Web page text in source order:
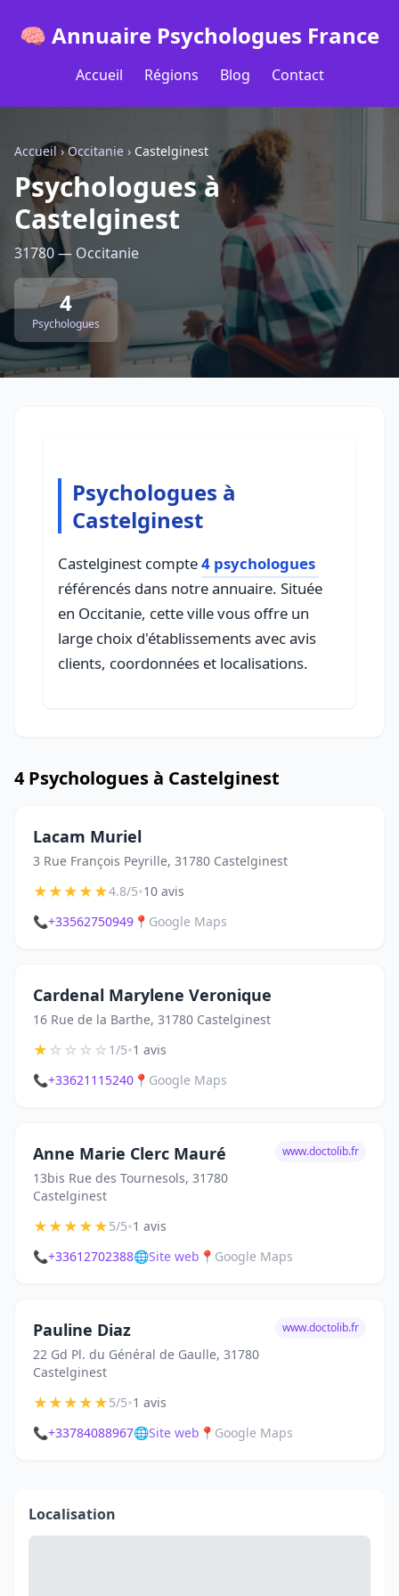
🧠 Annuaire Psychologues France
Accueil Régions Blog Contact
Accueil ›Occitanie › Castelginest
Psychologues à
Castelginest
31780 — Occitanie
4
Psychologues
Psychologues à
Castelginest
Castelginest compte4 psychologues
référencés dans notre annuaire. Située
en Occitanie, cette ville vous offre un
large choix d'établissements avec avis
clients, coordonnées et localisations.
4 Psychologues à Castelginest
Lacam Muriel
3 Rue François Peyrille, 31780 Castelginest
★★★★★4.8/5•10 avis
📞+33562750949 📍 Google Maps
Cardenal Marylene Veronique
16 Rue de la Barthe, 31780 Castelginest
★☆☆☆☆1/5•1 avis
📞+33621115240 📍 Google Maps
Anne Marie Clerc Mauré
13bis Rue des Tournesols, 31780
Castelginest
www.doctolib.fr
★★★★★5/5•1 avis
📞+33612702388🌐Site web 📍 Google Maps
Pauline Diaz
22 Gd Pl. du Général de Gaulle, 31780
Castelginest
www.doctolib.fr
★★★★★5/5•1 avis
📞+33784088967🌐Site web 📍 Google Maps
Localisation